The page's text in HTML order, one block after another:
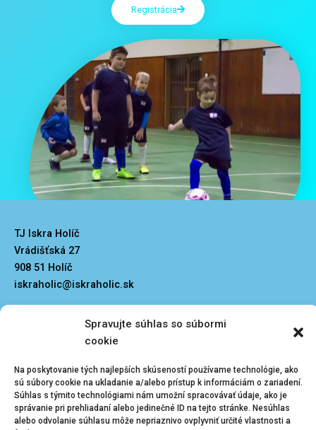
Spravujte súhlas so súbormi
cookie
Na poskytovanie tých najlepších skúseností používame technológie, ako
sú súbory cookie na ukladanie a/alebo prístup k informáciám o zariadení.
Súhlas s týmito technológiami nám umožní spracovávať údaje, ako je
správanie pri prehliadaní alebo jedinečné ID na tejto stránke. Nesúhlas
alebo odvolanie súhlasu môže nepriaznivo ovplyvniť určité vlastnosti a
Registrácia
TJ Iskra Holíč
Vrádišťská 27
908 51 Holíč
iskraholic@iskraholic.sk
Kliknutím prijmete
súbory cookie
marketing a
povolíte tento
Menu